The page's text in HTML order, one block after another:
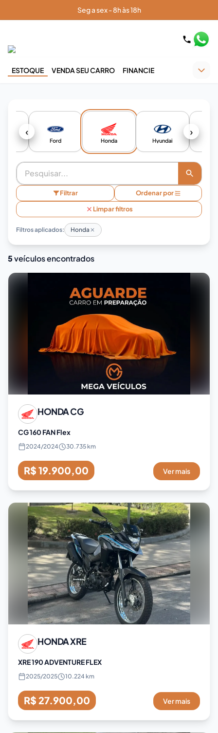
Seg a sex - 8h às 18h
ESTOQUE VENDA SEU CARRO FINANCIE
‹ ›
Ford Honda Hyundai
Filtrar Ordenar por
Limpar filtros
Filtros aplicados: Honda
5veículos encontrados
HONDACG
CG 160 FAN Flex
2024/2024 30.735 km
R$ 19.900,00 Ver mais
HONDAXRE
XRE 190 ADVENTURE FLEX
2025/2025 10.224 km
R$ 27.900,00 Ver mais